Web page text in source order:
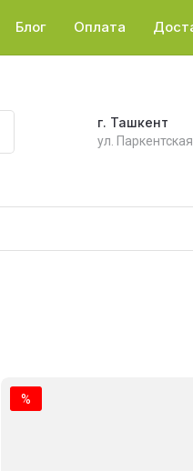
Блог Оплата
г. Ташкент
ул.
%